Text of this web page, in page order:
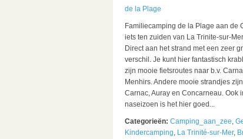
de la Plage
Familiecamping de la Plage aan de
iets ten zuiden van La Trinite-sur-
Direct aan het strand met een zeer
verschil. Je kunt hier fantastisch
zijn mooie fietsroutes naar b.v.
Menhirs. Andere mooie strandjes
Carnac, Auray en Concarneau. Ook
naseizoen is het hier goed...
Categorieën: Camping_aan_zee,
Kindercamping, La Trinité-sur-Mer,